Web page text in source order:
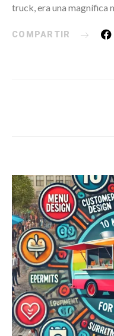
truck, era una magnífica
COMPARTIR